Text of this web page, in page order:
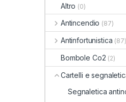
Altro (0)
Antincendio (87)
Antinfortunistica (87)
Bombole Co2 (2)
Cartelli e
Segnaletica